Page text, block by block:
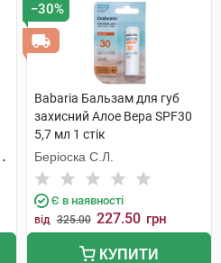
−30%
Babaria Бальзам для губ
захисний Алое Вера SPF30
5,7 мл 1 стік
Беріоска С.Л.
Є в наявності
від 325.00 227.50 грн
КУПИТИ